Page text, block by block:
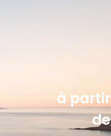
à partir
de